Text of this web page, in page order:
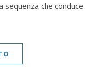
sequenza che conduce